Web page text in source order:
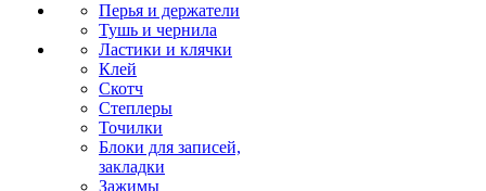
Перья и держатели
Тушь и чернила
Ластики и клячки
Клей
Скотч
Степлеры
Точилки
Блоки для записей,
закладки
Зажимы